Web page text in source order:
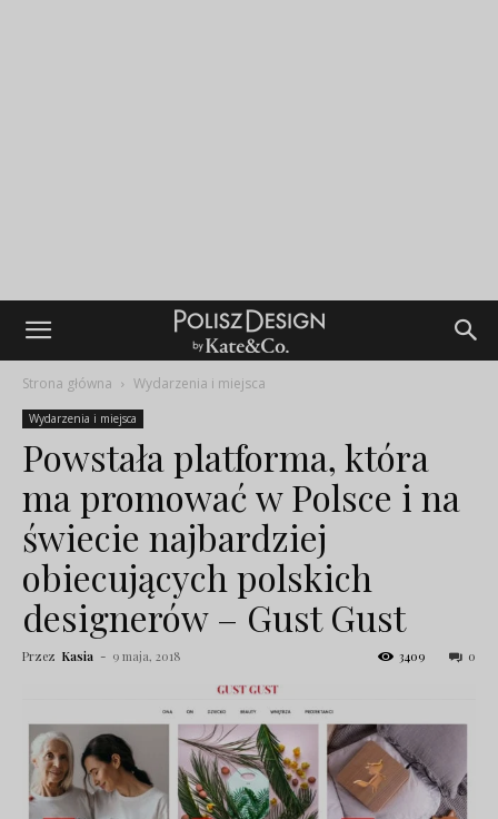
Strona główna Wydarzenia i miejsca
Wydarzenia i miejsca
Powstała platforma, która
ma promować w Polsce i na
świecie najbardziej
obiecujących polskich
designerów – Gust Gust
Przez Kasia - 9 maja, 2018 0
3409